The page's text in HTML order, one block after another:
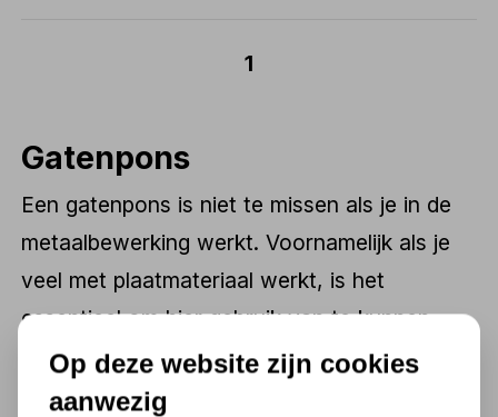
1
Gatenpons
Een gatenpons is niet te missen als je in de
metaalbewerking werkt. Voornamelijk als je
veel met plaatmateriaal werkt, is het
essentieel om hier gebruik van te kunnen
maken. Voor verschillende vormen van
plaatmateriaal is het mogelijk om hier gebruik
Op deze website zijn cookies
aanwezig